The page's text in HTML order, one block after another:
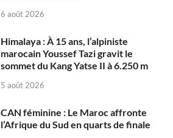
6 août 2026
Himalaya : À 15 ans, l’alpiniste
marocain Youssef Tazi gravit le
sommet du Kang Yatse II à 6.250 m
5 août 2026
CAN féminine : Le Maroc affronte
l’Afrique du Sud en quarts de finale